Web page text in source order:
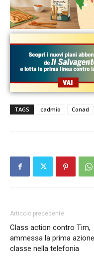
TAGS cadmio Conad
Articolo precedente
Class action contro Tim,
ammessa la prima
classe nella telefonia